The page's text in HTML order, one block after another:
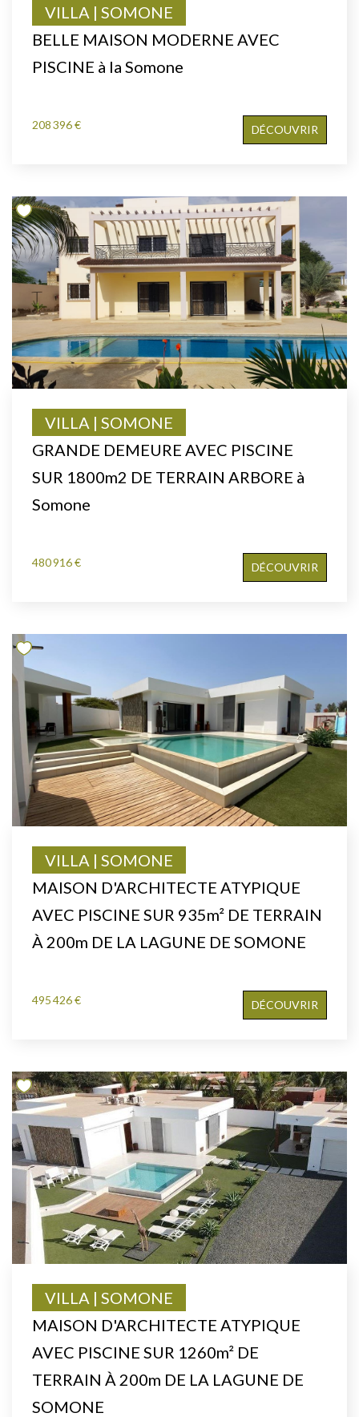
BELLE MAISON MODERNE AVEC
PISCINE à la Somone
VILLA | SOMONE
208 396 € DÉCOUVRIR
GRANDE DEMEURE AVEC PISCINE
SUR 1800m2 DE TERRAIN ARBORE à
Somone
VILLA | SOMONE
480 916 € DÉCOUVRIR
MAISON D'ARCHITECTE ATYPIQUE
AVEC PISCINE SUR 935m² DE TERRAIN
À 200m DE LA LAGUNE DE SOMONE
VILLA | SOMONE
495 426 € DÉCOUVRIR
MAISON D'ARCHITECTE ATYPIQUE
AVEC PISCINE SUR 1260m² DE
TERRAIN À 200m DE LA LAGUNE DE
SOMONE
VILLA | SOMONE